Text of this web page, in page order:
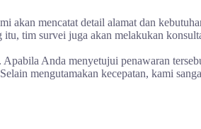
akan mencatat detail alamat dan
tim survei juga akan melakukan
Anda menyetujui penawaran
mengutamakan kecepatan, kami